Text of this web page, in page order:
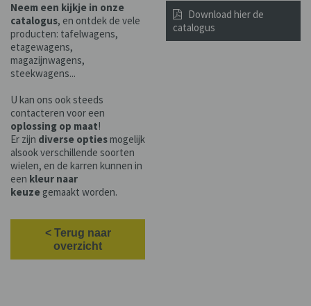
Neem een kijkje in onze
catalogus, en ontdek de vele
producten: tafelwagens,
etagewagens,
magazijnwagens,
steekwagens...
U kan ons ook steeds
contacteren voor een
oplossing op maat!
Er zijn diverse optiesmogelijk
alsook verschillende soorten
wielen, en de karren kunnen in
een kleur naar
keuze gemaakt worden.
< Terug naar
overzicht
Download hier de
catalogus